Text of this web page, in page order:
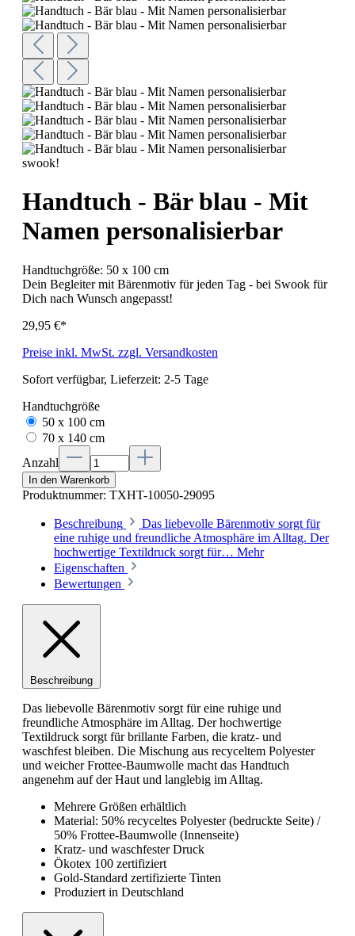
swook!
Handtuch - Bär blau - Mit
Namen personalisierbar
Handtuchgröße: 50 x 100 cm
Dein Begleiter mit Bärenmotiv für jeden Tag - bei Swook für
Dich nach Wunsch angepasst!
29,95 €*
Preise inkl. MwSt. zzgl. Versandkosten
Sofort verfügbar, Lieferzeit: 2-5 Tage
Handtuchgröße
50 x 100 cm
70 x 140 cm
Anzahl
In den Warenkorb
Produktnummer: TXHT-10050-29095
Beschreibung
Das liebevolle Bärenmotiv sorgt für
eine ruhige und freundliche Atmosphäre im Alltag. Der
hochwertige Textildruck sorgt für… Mehr
Eigenschaften
Bewertungen
Beschreibung
Das liebevolle Bärenmotiv sorgt für eine ruhige und
freundliche Atmosphäre im Alltag. Der hochwertige
Textildruck sorgt für brillante Farben, die kratz- und
waschfest bleiben. Die Mischung aus recyceltem Polyester
und weicher Frottee-Baumwolle macht das Handtuch
angenehm auf der Haut und langlebig im Alltag.
Mehrere Größen erhältlich
Material: 50% recyceltes Polyester (bedruckte Seite) /
50% Frottee-Baumwolle (Innenseite)
Kratz- und waschfester Druck
Ökotex 100 zertifiziert
Gold-Standard zertifizierte Tinten
Produziert in Deutschland